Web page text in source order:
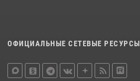
ОФИЦИАЛЬНЫЕ СЕТЕВЫЕ РЕСУРСЫ